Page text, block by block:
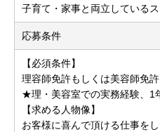
子育て・家事と両立しているス
応募条件
【必須条件】
理容師免許もしくは美容師免許
★理・美容室での実務経験、1
【求める人物像】
お客様に喜んで頂ける仕事を